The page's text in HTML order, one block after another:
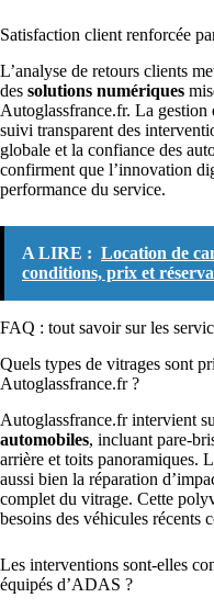
Satisfaction client renforcée
L’analyse de retours clients
des solutions numériques
Autoglassfrance.fr. La gestion
suivi transparent des
globale et la confiance des
confirment que l’innovation
performance du service.
A LIRE : Location de
conditions, prix et
FAQ : tout savoir sur les
Quels types de vitrages sont
Autoglassfrance.fr ?
Autoglassfrance.fr intervient
automobiles, incluant pare-
arrière et toits panoramiques.
aussi bien la réparation
complet du vitrage. Cette
besoins des véhicules récents
Les interventions sont-elles
équipés d’ADAS ?